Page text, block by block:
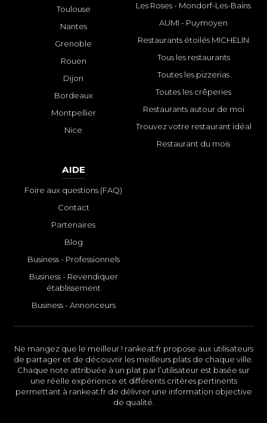
Toulouse
Nantes
Grenoble
Rouen
Dijon
Bordeaux
Montpellier
Nice
Les Roses - Mondorf-Les-Bains
AUMI - Puymoyen
Restaurants étoilés MICHELIN
Tous les restaurants
Toutes les pizzerias
Toutes les crêperies
Restaurants autour de moi
Trouvez votre restaurant idéal
Restaurant du mois
AIDE
Foire aux questions (FAQ)
Contact
Partenaires
Blog
Business - Professionnels
Business - Revendiquer
établissement
Business - Annonceurs
Ne mangez que le meilleur ! rankeat.fr propose aux utilisateurs
de partager et de découvrir les meilleurs plats de chaque ville.
Chaque note attribuée à un plat par l’utilisateur est basée sur
une réelle expérience et différents critères pertinents
permettant à rankeat.fr de délivrer une information objective
de qualité.